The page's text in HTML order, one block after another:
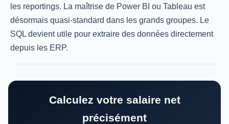
les reportings. La maîtrise de Power BI ou Tableau est
désormais quasi-standard dans les grands groupes. Le
SQL devient utile pour extraire des données directement
depuis les ERP.
Calculez votre salaire net
précisément